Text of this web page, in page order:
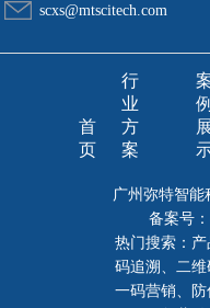
scxs@mtscitech.com
首
页
行
业
方
案
例
广州弥特智
备案号：
热门搜索：
码追溯、二
一码营销、